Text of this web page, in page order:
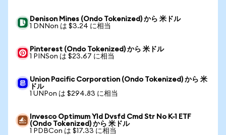
Denison Mines (Ondo Tokenized) から 米ドル
1 DNNon は $3.24 に相当
Pinterest (Ondo Tokenized) から 米ドル
1 PINSon は $23.67 に相当
Union Pacific Corporation (Ondo Tokenized) から 米
ドル
1 UNPon は $294.83 に相当
Invesco Optimum Yld Dvsfd Cmd Str No K-1 ETF
(Ondo Tokenized) から 米ドル
1 PDBCon は $17.33 に相当